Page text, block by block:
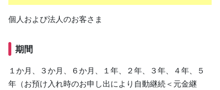
個人および法人のお客さま
期間
１か月、３か月、６か月、１年、２年、３年、４年、５
年（お預け入れ時のお申し出により自動継続＜元金継